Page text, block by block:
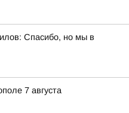
Спасибо, но мы в
7 августа